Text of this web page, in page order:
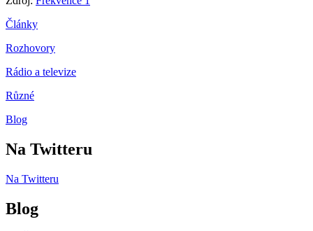
Články
Rozhovory
Rádio a televize
Různé
Blog
Na Twitteru
Na Twitteru
Blog